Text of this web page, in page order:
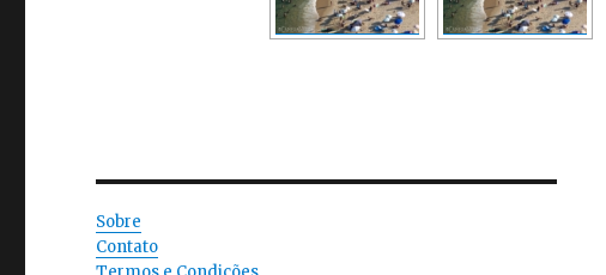
Sobre
Contato